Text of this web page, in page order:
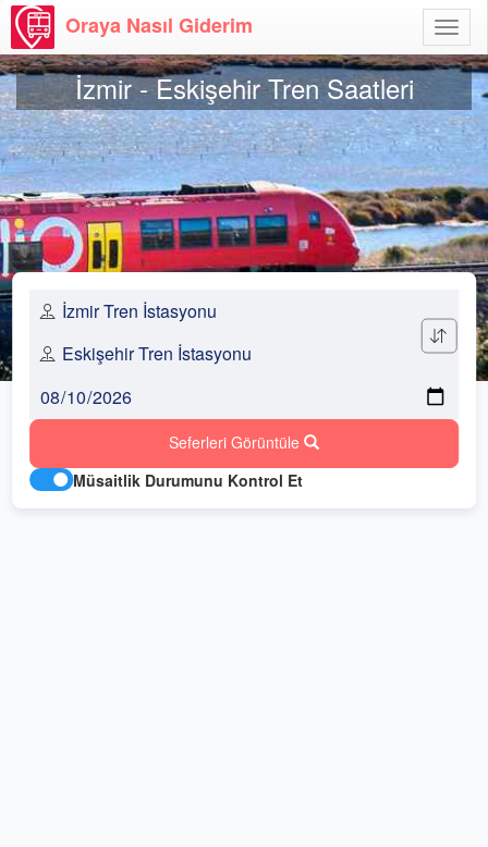
Aç
Oraya Nasıl Giderim
İzmir - Eskişehir Tren Saatleri
Seferleri Görüntüle
Müsaitlik Durumunu Kontrol Et